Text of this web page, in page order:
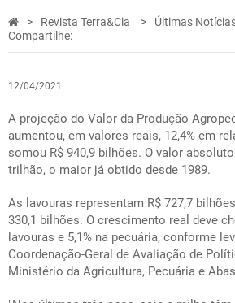
Revista Terra&Cia Últimas
Compartilhe:
12/04/2021
A projeção do Valor da Produção
aumentou, em valores reais, 12,4% em
somou R$ 940,9 bilhões. O valor
trilhão, o maior já obtido desde 1989.
As lavouras representam R$ 727,7
330,1 bilhões. O crescimento real deve
lavouras e 5,1% na pecuária, conforme
Coordenação-Geral de Avaliação de
Ministério da Agricultura, Pecuária e